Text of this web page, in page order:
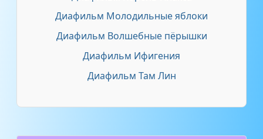
Диафильм Молодильные яблоки
Диафильм Волшебные пёрышки
Диафильм Ифигения
Диафильм Там Лин